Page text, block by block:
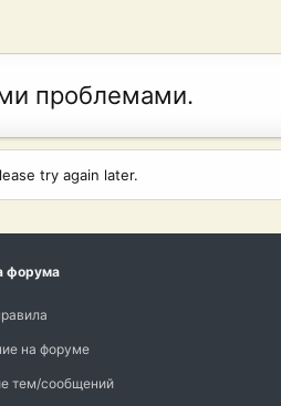
проблемами.
try again later.
форума
на форуме
тем/сообщений